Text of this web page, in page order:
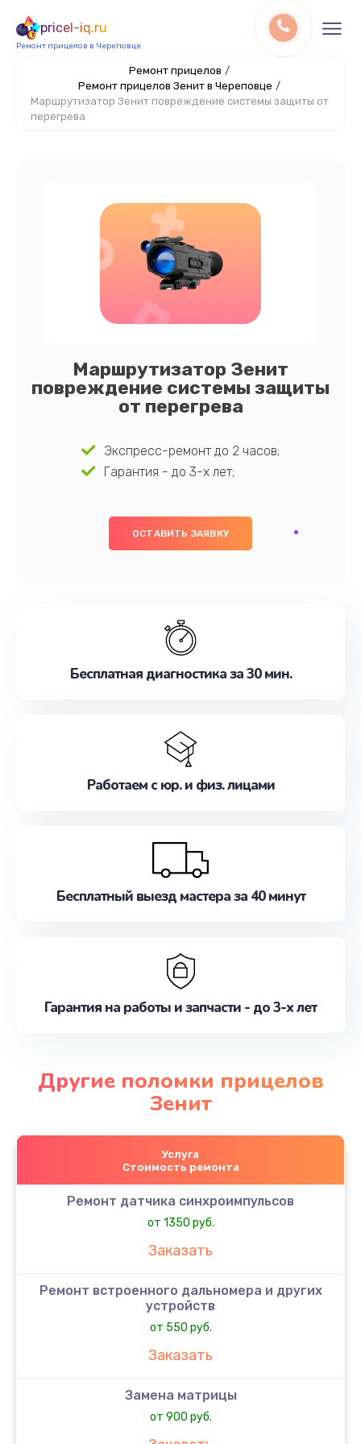
pricel-iq.ru
Ремонт прицелов в Череповце
Ремонт прицелов /
Ремонт прицелов Зенит в Череповце /
Маршрутизатор Зенит повреждение системы защиты от
перегрева
Маршрутизатор Зенит
повреждение системы защиты
от перегрева
Экспресс-ремонт до 2 часов;
Гарантия - до 3-х лет;
ОСТАВИТЬ ЗАЯВКУ
Бесплатная диагностика за 30 мин.
Работаем с юр. и физ. лицами
Бесплатный выезд мастера за 40 минут
Гарантия на работы и запчасти - до 3-х лет
Другие поломки прицелов
Зенит
Услуга
Стоимость ремонта
Ремонт датчика синхроимпульсов
от 1350 руб.
Заказать
Ремонт встроенного дальномера и других
устройств
от 550 руб.
Заказать
Замена матрицы
от 900 руб.